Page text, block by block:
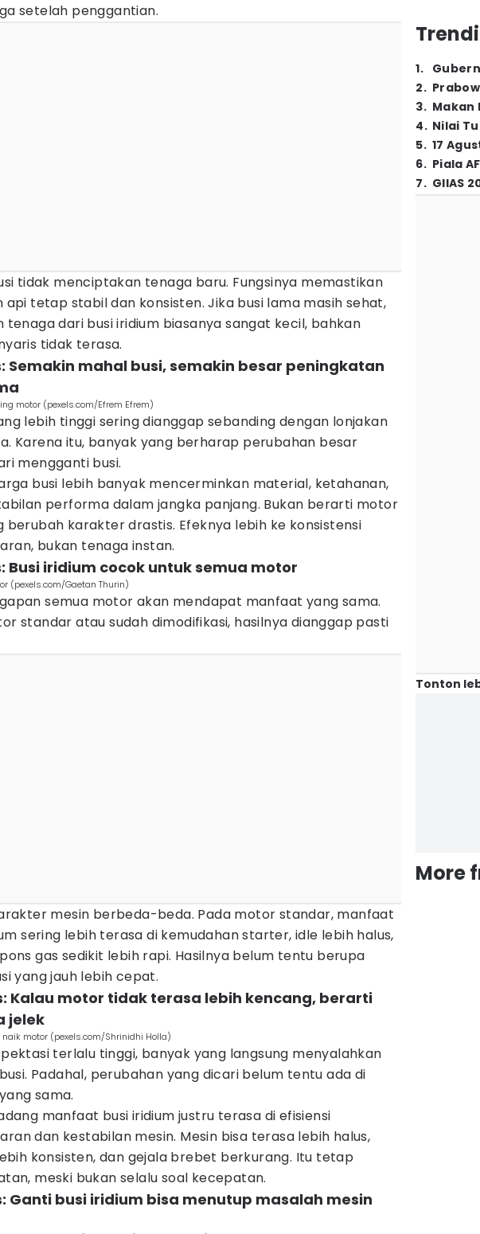
setelah penggantian.
tidak menciptakan tenaga baru. Fungsinya memastikan
api tetap stabil dan konsisten. Jika busi lama masih sehat,
tenaga dari busi iridium biasanya sangat kecil, bahkan
tidak terasa.
Semakin mahal busi, semakin besar peningkatan
motor (pexels.com/Efrem Efrem)
lebih tinggi sering dianggap sebanding dengan lonjakan
Karena itu, banyak yang berharap perubahan besar
mengganti busi.
busi lebih banyak mencerminkan material, ketahanan,
performa dalam jangka panjang. Bukan berarti motor
berubah karakter drastis. Efeknya lebih ke konsistensi
bukan tenaga instan.
Busi iridium cocok untuk semua motor
(pexels.com/Gaetan Thurin)
semua motor akan mendapat manfaat yang sama.
standar atau sudah dimodifikasi, hasilnya dianggap pasti
mesin berbeda-beda. Pada motor standar, manfaat
sering lebih terasa di kemudahan starter, idle lebih halus,
gas sedikit lebih rapi. Hasilnya belum tentu berupa
yang jauh lebih cepat.
Kalau motor tidak terasa lebih kencang, berarti
jelek
motor (pexels.com/Shrinidhi Holla)
terlalu tinggi, banyak yang langsung menyalahkan
Padahal, perubahan yang dicari belum tentu ada di
sama.
manfaat busi iridium justru terasa di efisiensi
dan kestabilan mesin. Mesin bisa terasa lebih halus,
konsisten, dan gejala brebet berkurang. Itu tetap
meski bukan selalu soal kecepatan.
Ganti busi iridium bisa menutup masalah mesin
1.
2.
3. Makan
4. Nilai
5. 17
6. Piala
7. GIIAS
Tonton
More